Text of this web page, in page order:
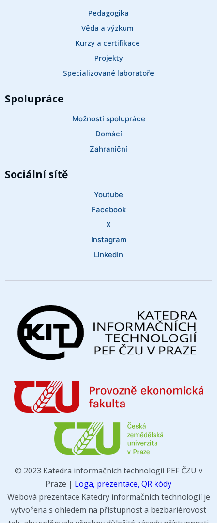
Pedagogika
Věda a výzkum
Kurzy a certifikace
Projekty
Specializované laboratoře
Spolupráce
Možnosti spolupráce
Domácí
Zahraniční
Sociální sítě
Youtube
Facebook
X
Instagram
LinkedIn
© 2023 Katedra informačních technologií PEF ČZU v
Praze | Loga, prezentace, QR kódy
Webová prezentace Katedry informačních technologií je
vytvořena s ohledem na přístupnost a bezbariérovost